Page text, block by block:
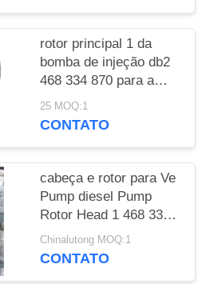
encaixa para Perkins
3.152 para Delphi
Lucas CAV Tractor
rotor principal 1 da
bomba de injeção db2
468 334 870 para a
hidráulico-cabeça e o
atuador da VE do
25 MOQ:1
CONTATO
cabeça e rotor para Ve
Pump diesel Pump
Rotor Head 1 468 333
320 para IVECO
8131.61.210 3/10R
Chinalutong MOQ:1
CONTATO